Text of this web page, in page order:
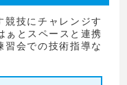
競技にチャレンジす
ぁとスペースと連携
習会での技術指導な